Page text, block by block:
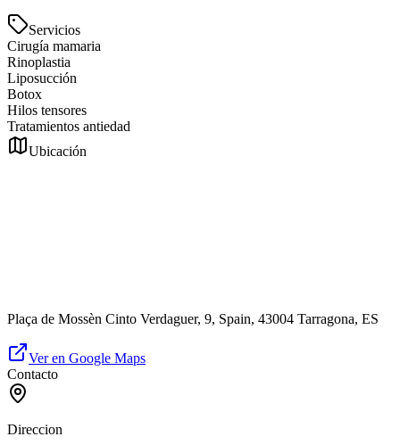
Servicios
Cirugía mamaria
Rinoplastia
Liposucción
Botox
Hilos tensores
Tratamientos antiedad
Ubicación
Plaça de Mossèn Cinto Verdaguer, 9, Spain, 43004 Tarragona, ES
Ver en Google Maps
Contacto
Direccion